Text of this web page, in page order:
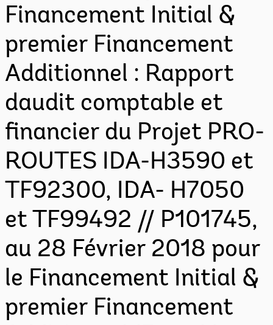
Financement Initial &
premier Financement
Additionnel : Rapport
daudit comptable et
financier du Projet PRO-
ROUTES IDA-H3590 et
TF92300, IDA- H7050
et TF99492 // P101745,
au 28 Février 2018 pour
le Financement Initial &
premier Financement